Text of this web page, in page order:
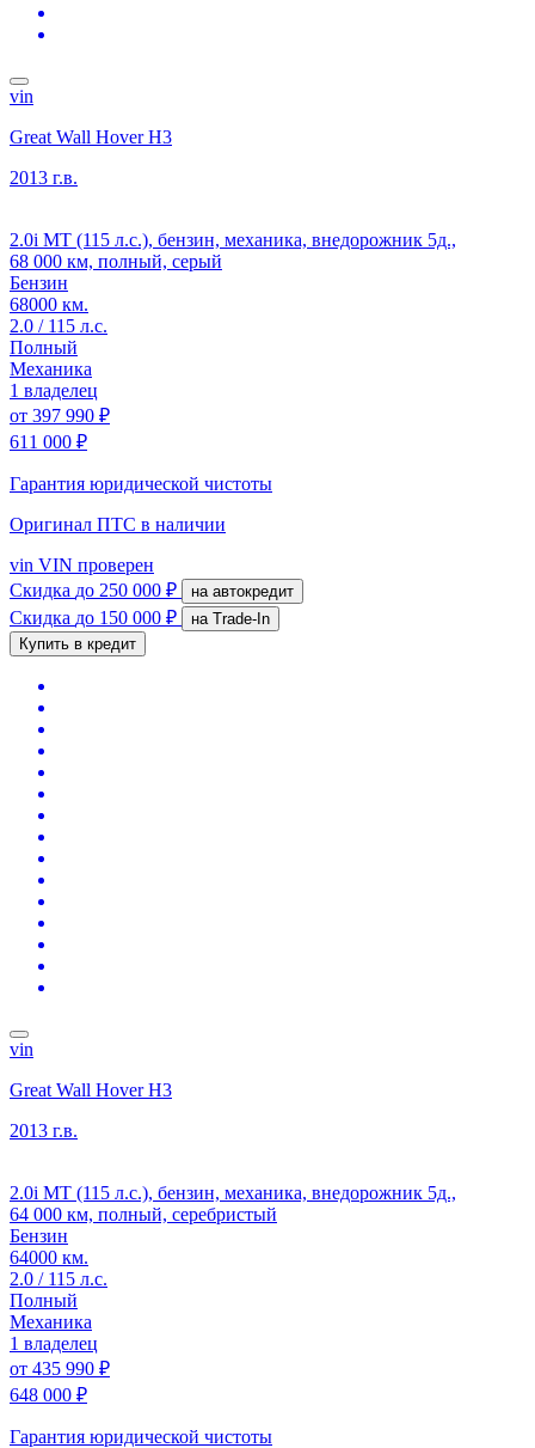
vin
Great Wall Hover H3
2013 г.в.
2.0i MT (115 л.с.), бензин, механика, внедорожник 5д.,
68 000 км, полный, серый
Бензин
68000 км.
2.0 / 115 л.с.
Полный
Механика
1 владелец
от 397 990 ₽
611 000 ₽
Гарантия юридической чистоты
Оригинал ПТС в наличии
vin VIN проверен
Скидка до 250 000 ₽ на автокредит
Скидка до 150 000 ₽
на Trade-In
Купить в кредит
vin
Great Wall Hover H3
2013 г.в.
2.0i MT (115 л.с.), бензин, механика, внедорожник 5д.,
64 000 км, полный, серебристый
Бензин
64000 км.
2.0 / 115 л.с.
Полный
Механика
1 владелец
от 435 990 ₽
648 000 ₽
Гарантия юридической чистоты